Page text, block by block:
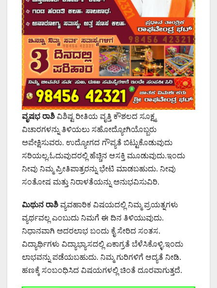
ವೃಷಭ ರಾಶಿ ವಿಶಿಷ್ಟ ರೀತಿಯ ವೃತ್ತಿ ಕೌಶಲದ ಸೂಕ್ಷ್ಮ
ವಿಚಾರಗಳನ್ನು ತಿಳಿಯಲು ಸಹೋದ್ಯೋಗಿಯೊಬ್ಬರು
ಅಪೇಕ್ಷಿಸುವರು. ಉದ್ಯೋಗದ ಗೌಪ್ಯತೆ ಬಿಟ್ಟುಕೊಡುವುದು
ಸರಿಯಲ್ಲ.ಓದುವುದರಲ್ಲಿ ಹೆಚ್ಚಿನ ಆಸಕ್ತಿ ಮೂಡುವುದು.ಇಂದು
ನೀವು ನಿಮ್ಮ ಪ್ರೀತಿಪಾತ್ರರನ್ನು ಭೇಟಿ ಮಾಡಬಹುದು. ನೀವು
ಸಂತೋಷ ಮತ್ತು ನಿರಾಳತೆಯನ್ನು ಅನುಭವಿಸುವಿರಿ.
ಮಿಥುನ ರಾಶಿ ವ್ಯವಹಾರಿಕ ವಿಷಯದಲ್ಲಿ ನಿಮ್ಮ ಪ್ರಯತ್ನಗಳು
ವ್ಯರ್ಥವಲ್ಲ ಎಂಬುದು ನಿಮಗೆ ಈ ದಿನ ತಿಳಿಯುವುದು.
ನಿಧಾನವಾಗಿ ಅದರಲಾಭ ಬಂದು ಕೈ ಸೇರಿದ ಸಂತಸ.
ವಿದ್ಯಾರ್ಥಿಗಳು ವಿದ್ಯಾಭ್ಯಾಸದಲ್ಲಿ ಏಕಾಗ್ರತೆ ಬೆಳೆಸಿಕೊಳ್ಳಿ.ಇಂದು
ಲಾಭವನ್ನು ಪಡೆಯಬಹುದು. ನಿಮ್ಮ ಗುರಿಗಳಿಗೆ ಆದ್ಯತೆ ನೀಡಿ.
ಹಣಕ್ಕೆ ಸಂಬಂಧಿಸಿದ ವಿಷಯಗಳಲ್ಲಿ ಚಿಂತೆ ದೂರವಾಗುತ್ತದೆ.